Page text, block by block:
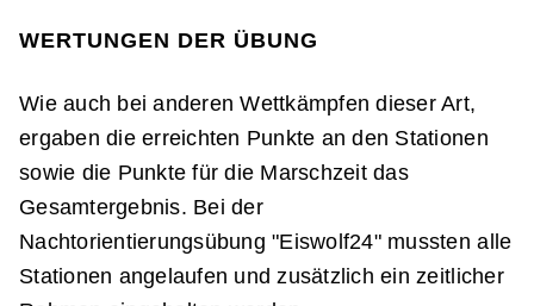
WERTUNGEN DER ÜBUNG
Wie auch bei anderen Wettkämpfen dieser Art,
ergaben die erreichten Punkte an den Stationen
sowie die Punkte für die Marschzeit das
Gesamtergebnis. Bei der
Nachtorientierungsübung "Eiswolf24" mussten alle
Stationen angelaufen und zusätzlich ein zeitlicher